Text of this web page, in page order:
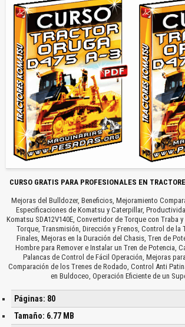
CURSO GRATIS PARA PROFESIONALES EN
Mejoras del Bulldozer, Beneficios, Mejoramiento
Especificaciones de Komatsu y Caterpillar,
Komatsu SDA12V140E, Convertidor de Torque con Traba
Torque, Transmisión, Dirección y Frenos, Control de la
Finales, Mejoras en la Duración del Chasis, Tren de
Hombre para Remover e Instalar un Tren de Potencia,
Palancas de Control de Fácil Operación, Mejoras
Comparación de los Trenes de Rodado, Control Anti
en Buldoceo, Operación Eficiente de un
Páginas: 80
Tamaño: 6.77 MB